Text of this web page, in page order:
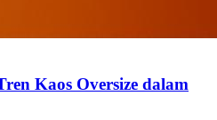
Kaos Oversize dalam